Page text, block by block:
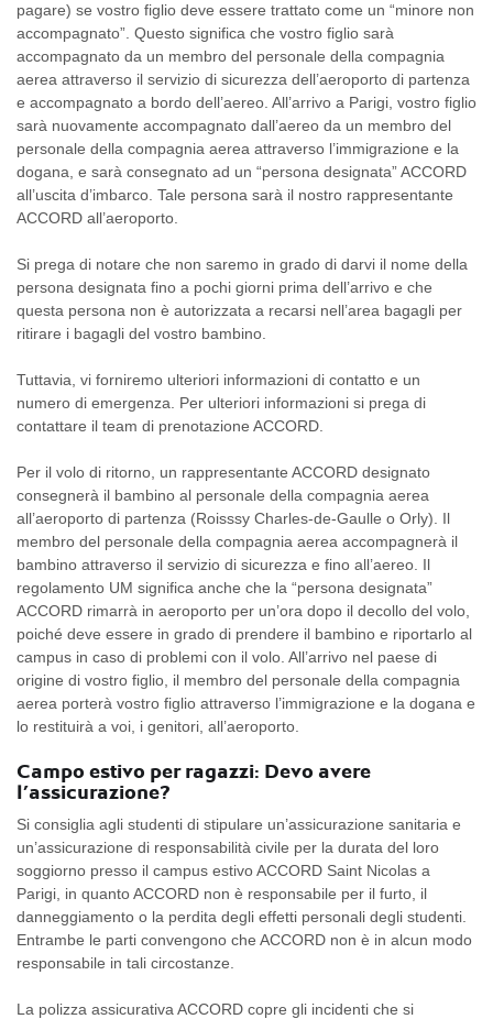
pagare) se vostro figlio deve essere trattato come un “minore non
accompagnato”. Questo significa che vostro figlio sarà
accompagnato da un membro del personale della compagnia
aerea attraverso il servizio di sicurezza dell’aeroporto di partenza
e accompagnato a bordo dell’aereo. All’arrivo a Parigi, vostro figlio
sarà nuovamente accompagnato dall’aereo da un membro del
personale della compagnia aerea attraverso l’immigrazione e la
dogana, e sarà consegnato ad un “persona designata” ACCORD
all’uscita d’imbarco. Tale persona sarà il nostro rappresentante
ACCORD all’aeroporto.
Si prega di notare che non saremo in grado di darvi il nome della
persona designata fino a pochi giorni prima dell’arrivo e che
questa persona non è autorizzata a recarsi nell’area bagagli per
ritirare i bagagli del vostro bambino.
Tuttavia, vi forniremo ulteriori informazioni di contatto e un
numero di emergenza. Per ulteriori informazioni si prega di
contattare il team di prenotazione ACCORD.
Per il volo di ritorno, un rappresentante ACCORD designato
consegnerà il bambino al personale della compagnia aerea
all’aeroporto di partenza (Roisssy Charles-de-Gaulle o Orly). Il
membro del personale della compagnia aerea accompagnerà il
bambino attraverso il servizio di sicurezza e fino all’aereo. Il
regolamento UM significa anche che la “persona designata”
ACCORD rimarrà in aeroporto per un’ora dopo il decollo del volo,
poiché deve essere in grado di prendere il bambino e riportarlo al
campus in caso di problemi con il volo. All’arrivo nel paese di
origine di vostro figlio, il membro del personale della compagnia
aerea porterà vostro figlio attraverso l’immigrazione e la dogana e
lo restituirà a voi, i genitori, all’aeroporto.
Campo estivo per ragazzi: Devo avere
l’assicurazione?
Si consiglia agli studenti di stipulare un’assicurazione sanitaria e
un’assicurazione di responsabilità civile per la durata del loro
soggiorno presso il campus estivo ACCORD Saint Nicolas a
Parigi, in quanto ACCORD non è responsabile per il furto, il
danneggiamento o la perdita degli effetti personali degli studenti.
Entrambe le parti convengono che ACCORD non è in alcun modo
responsabile in tali circostanze.
La polizza assicurativa ACCORD copre gli incidenti che si